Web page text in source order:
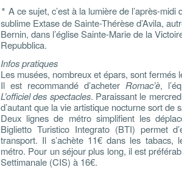
* A ce sujet, c’est à la lumière de l’après-midi
sublime Extase de Sainte-Thérèse d’Avila,
Bernin, dans l’église Sainte-Marie de la
Repubblica.
Infos pratiques
Les musées, nombreux et épars, sont fermés
Il est recommandé d’acheter Romac’è,
L’officiel des spectacles. Paraissant le
d’autant que la vie artistique nocturne sort de
Deux lignes de métro simplifient les
Biglietto Turistico Integrato (BTI) permet
transport. Il s’achète 11€ dans les tabacs,
métro. Pour un séjour plus long, il est
Settimanale (CIS) à 16€.